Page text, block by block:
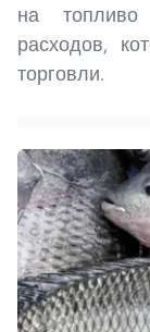
на топливо
расходов,
торговли.